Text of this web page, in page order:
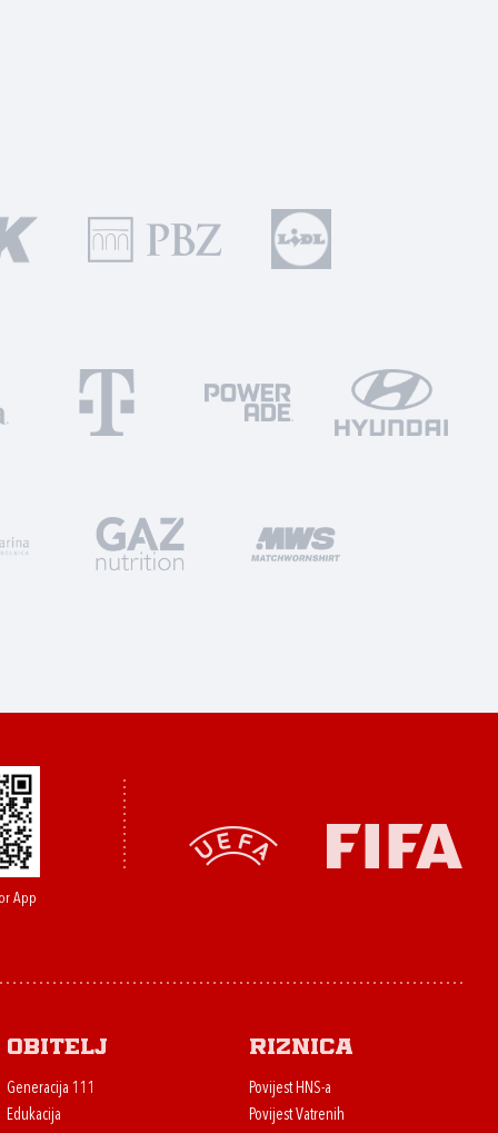
App
Obitelj
Generacija 111
Edukacija
Riznica
Povijest HNS-a
Povijest Vatrenih